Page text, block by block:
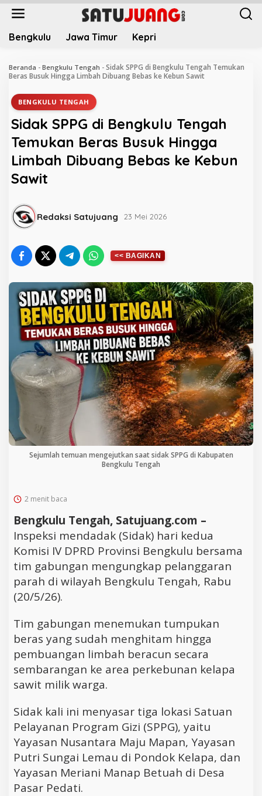
L
Bengkulu Jawa Timur Kepri
Beranda - Bengkulu Tengah - Sidak SPPG di Bengkulu Tengah Temukan
Beras Busuk Hingga Limbah Dibuang Bebas ke Kebun Sawit
BENGKULU TENGAH
Sidak SPPG di Bengkulu Tengah
Temukan Beras Busuk Hingga
Limbah Dibuang Bebas ke Kebun
Sawit
Redaksi Satujuang 23 Mei 2026
Sejumlah temuan mengejutkan saat sidak SPPG di Kabupaten
Bengkulu Tengah
2 menit baca
Bengkulu Tengah, Satujuang.com –
Inspeksi mendadak (Sidak) hari kedua
Komisi IV DPRD Provinsi Bengkulu bersama
tim gabungan mengungkap pelanggaran
parah di wilayah Bengkulu Tengah, Rabu
(20/5/26).
Tim gabungan menemukan tumpukan
beras yang sudah menghitam hingga
pembuangan limbah beracun secara
sembarangan ke area perkebunan kelapa
sawit milik warga.
Sidak kali ini menyasar tiga lokasi Satuan
Pelayanan Program Gizi (SPPG), yaitu
Yayasan Nusantara Maju Mapan, Yayasan
Putri Sungai Lemau di Pondok Kelapa, dan
Yayasan Meriani Manap Betuah di Desa
Pasar Pedati.